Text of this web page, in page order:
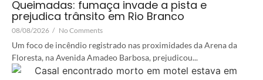
Queimadas: fumaça invade a pista e
prejudica trânsito em Rio Branco
08/08/2026 / No Comments
Um foco de incêndio registrado nas proximidades da Arena da
Floresta, na Avenida Amadeo Barbosa, prejudicou...